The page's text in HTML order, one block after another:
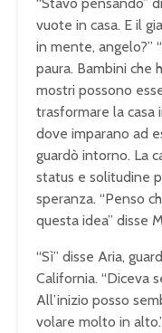
vuote in casa. E il
in mente, angelo?”
paura. Bambini che
mostri possono
trasformare la casa
dove imparano ad
guardò intorno. La
status e solitudine
speranza. “Penso
questa idea” disse
“Sì” disse Aria,
California. “Diceva
All’inizio posso
volare molto in